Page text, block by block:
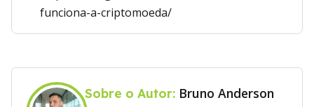
funciona-a-criptomoeda/
Sobre o Autor: Bruno Anderson